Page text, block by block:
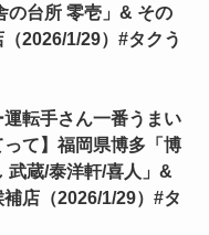
の台所 零壱」& その
2026/1/29）#タクう
運転手さん一番うまい
って】福岡県博多「博
武蔵/泰洋軒/喜人」&
店（2026/1/29）#タ